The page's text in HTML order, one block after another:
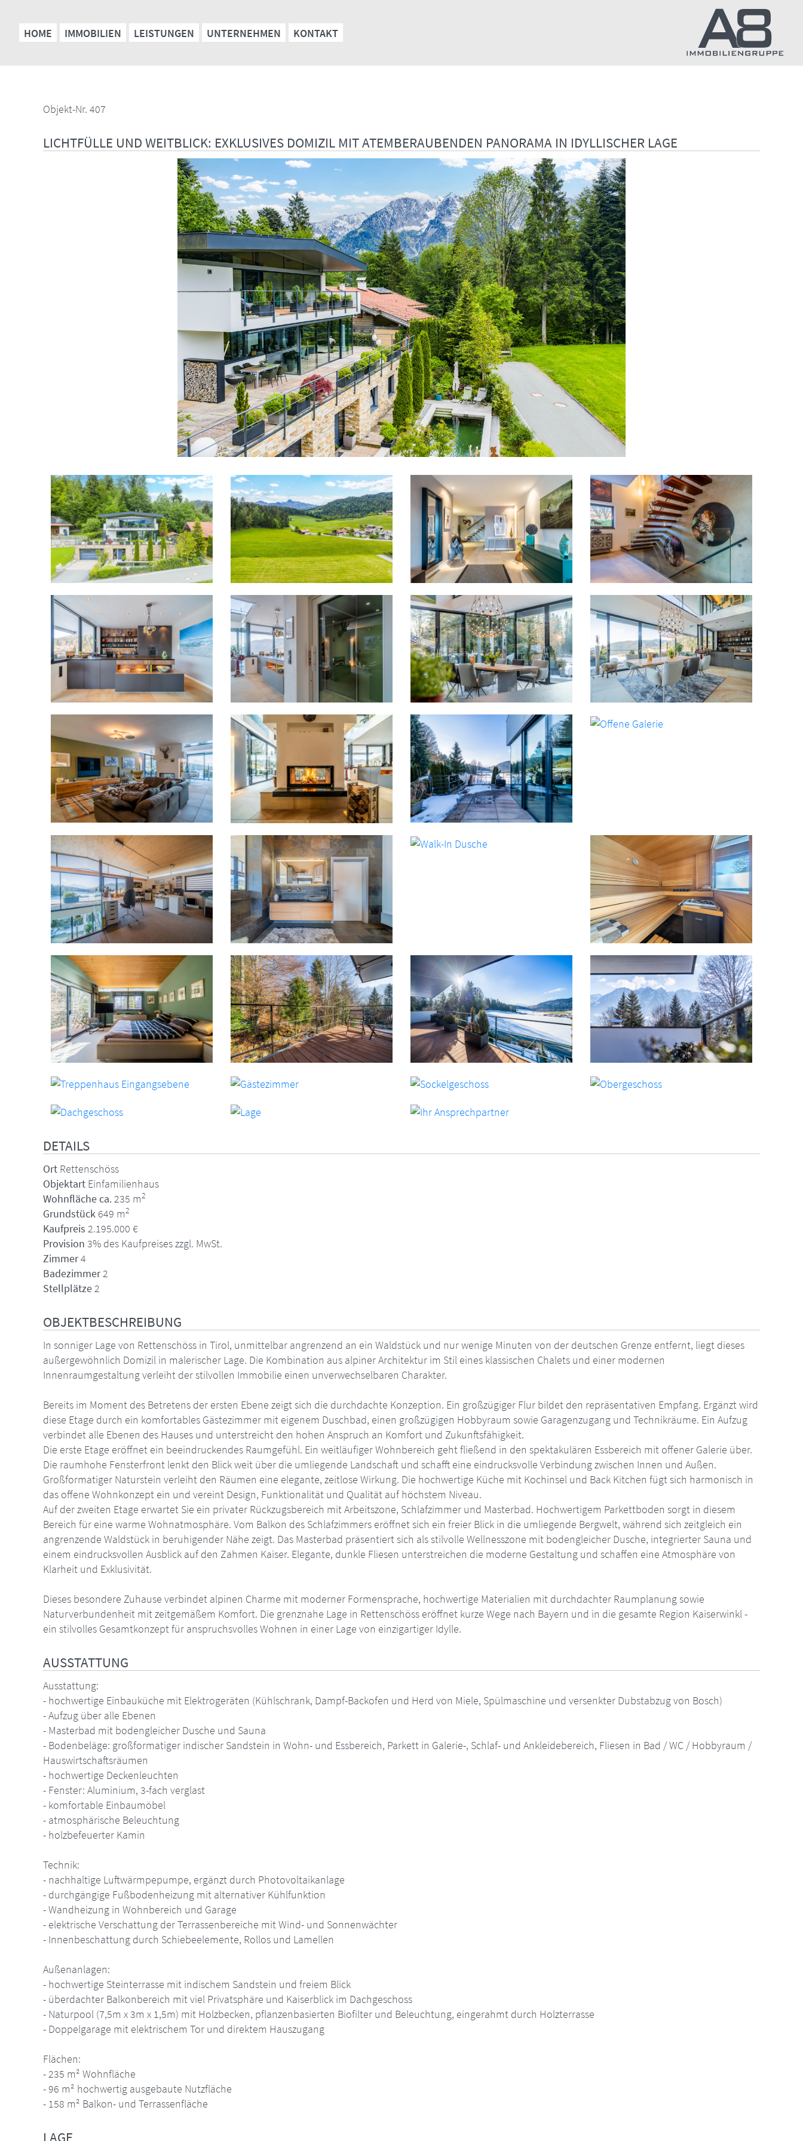
HOME IMMOBILIEN LEISTUNGEN UNTERNEHMEN KONTAKT
Objekt-Nr. 407
LICHTFÜLLE UND WEITBLICK: EXKLUSIVES DOMIZIL MIT ATEMBERAUBENDEN PANORAMA IN IDYLLISCHER LAGE
DETAILS
Ort Rettenschöss
Objektart Einfamilienhaus
Wohnfläche ca.235 m2
Grundstück 649 m2
Kaufpreis 2.195.000 €
Provision 3% des Kaufpreises zzgl. MwSt.
Zimmer4
Badezimmer2
Stellplätze2
OBJEKTBESCHREIBUNG
In sonniger Lage von Rettenschöss in Tirol, unmittelbar angrenzend an ein Waldstück und nur wenige Minuten von der deutschen Grenze entfernt, liegt dieses
außergewöhnlich Domizil in malerischer Lage. Die Kombination aus alpiner Architektur im Stil eines klassischen Chalets und einer modernen
Innenraumgestaltung verleiht der stilvollen Immobilie einen unverwechselbaren Charakter.
Bereits im Moment des Betretens der ersten Ebene zeigt sich die durchdachte Konzeption. Ein großzügiger Flur bildet den repräsentativen Empfang. Ergänzt wird
diese Etage durch ein komfortables Gästezimmer mit eigenem Duschbad, einen großzügigen Hobbyraum sowie Garagenzugang und Technikräume. Ein Aufzug
verbindet alle Ebenen des Hauses und unterstreicht den hohen Anspruch an Komfort und Zukunftsfähigkeit.
Die erste Etage eröffnet ein beeindruckendes Raumgefühl. Ein weitläufiger Wohnbereich geht fließend in den spektakulären Essbereich mit offener Galerie über.
Die raumhohe Fensterfront lenkt den Blick weit über die umliegende Landschaft und schafft eine eindrucksvolle Verbindung zwischen Innen und Außen.
Großformatiger Naturstein verleiht den Räumen eine elegante, zeitlose Wirkung. Die hochwertige Küche mit Kochinsel und Back Kitchen fügt sich harmonisch in
das offene Wohnkonzept ein und vereint Design, Funktionalität und Qualität auf höchstem Niveau.
Auf der zweiten Etage erwartet Sie ein privater Rückzugsbereich mit Arbeitszone, Schlafzimmer und Masterbad. Hochwertigem Parkettboden sorgt in diesem
Bereich für eine warme Wohnatmosphäre. Vom Balkon des Schlafzimmers eröffnet sich ein freier Blick in die umliegende Bergwelt, während sich zeitgleich ein
angrenzende Waldstück in beruhigender Nähe zeigt. Das Masterbad präsentiert sich als stilvolle Wellnesszone mit bodengleicher Dusche, integrierter Sauna und
einem eindrucksvollen Ausblick auf den Zahmen Kaiser. Elegante, dunkle Fliesen unterstreichen die moderne Gestaltung und schaffen eine Atmosphäre von
Klarheit und Exklusivität.
Dieses besondere Zuhause verbindet alpinen Charme mit moderner Formensprache, hochwertige Materialien mit durchdachter Raumplanung sowie
Naturverbundenheit mit zeitgemäßem Komfort. Die grenznahe Lage in Rettenschöss eröffnet kurze Wege nach Bayern und in die gesamte Region Kaiserwinkl -
ein stilvolles Gesamtkonzept für anspruchsvolles Wohnen in einer Lage von einzigartiger Idylle.
AUSSTATTUNG
Ausstattung:
- hochwertige Einbauküche mit Elektrogeräten (Kühlschrank, Dampf-Backofen und Herd von Miele, Spülmaschine und versenkter Dubstabzug von Bosch)
- Aufzug über alle Ebenen
- Masterbad mit bodengleicher Dusche und Sauna
- Bodenbeläge: großformatiger indischer Sandstein in Wohn- und Essbereich, Parkett in Galerie-, Schlaf- und Ankleidebereich, Fliesen in Bad / WC / Hobbyraum /
Hauswirtschaftsräumen
- hochwertige Deckenleuchten
- Fenster: Aluminium, 3-fach verglast
- komfortable Einbaumöbel
- atmosphärische Beleuchtung
- holzbefeuerter Kamin
Technik:
- nachhaltige Luftwärmpepumpe, ergänzt durch Photovoltaikanlage
- durchgängige Fußbodenheizung mit alternativer Kühlfunktion
- Wandheizung in Wohnbereich und Garage
- elektrische Verschattung der Terrassenbereiche mit Wind- und Sonnenwächter
- Innenbeschattung durch Schiebeelemente, Rollos und Lamellen
Außenanlagen:
- hochwertige Steinterrasse mit indischem Sandstein und freiem Blick
- überdachter Balkonbereich mit viel Privatsphäre und Kaiserblick im Dachgeschoss
- Naturpool (7,5m x 3m x 1,5m) mit Holzbecken, pflanzenbasierten Biofilter und Beleuchtung, eingerahmt durch Holzterrasse
- Doppelgarage mit elektrischem Tor und direktem Hauszugang
Flächen:
- 235 m² Wohnfläche
- 96 m² hochwertig ausgebaute Nutzfläche
- 158 m² Balkon- und Terrassenfläche
LAGE